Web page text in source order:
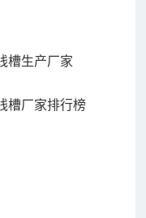
槽生产厂家
槽厂家排行榜